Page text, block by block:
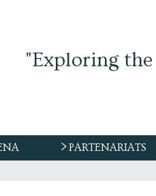
"Exploring
PARTENARIATS